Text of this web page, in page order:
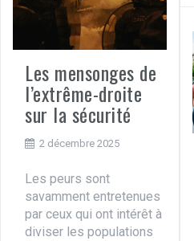
Les mensonges de
l’extrême-droite
sur la sécurité
2 décembre 2025
Les peurs sont
savamment entretenues
par ceux qui ont intérêt à
diviser les populations